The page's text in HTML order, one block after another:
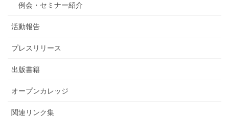
例会・セミナー紹介
活動報告
プレスリリース
出版書籍
オープンカレッジ
関連リンク集